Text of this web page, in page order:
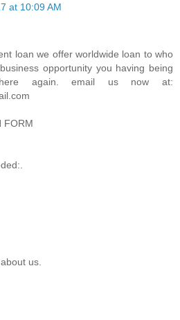
at 10:09 AM
loan we offer worldwide loan to who
opportunity you having being
again. email us now at:
FORM
us.